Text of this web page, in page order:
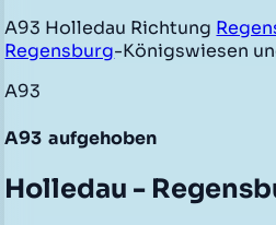
A93 Holledau Richtung
Regensburg-Königswiesen
A93
A93 aufgehoben
Holledau -